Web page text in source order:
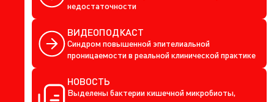
недостаточности
ВИДЕОПОДКАСТ
Синдром повышенной эпителиальной
проницаемости в реальной клинической практике
НОВОСТЬ
Выделены бактерии кишечной микробиоты,